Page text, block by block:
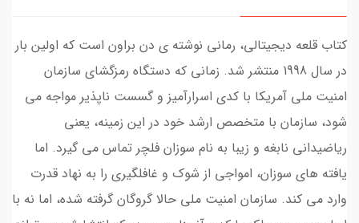
کتاب قلعه دیجیتالی، رمانی نوشته ی دن براون است که اولین بار
در سال 1998 منتشر شد. زمانی که دستگاه رمزگشای سازمان
امنیت ملی آمریکا با کدی اسرارآمیز و گسست ناپذیر مواجه می
شود، سازمان با متخصص ارشد خود در این زمینه، یعنی
ریاضیدانی نابغه و زیبا به نام سوزان فلچر تماس می گیرد. اما
یافته های سوزان، امواجی از شوک و غافلگیری را به نهاد قدرت
وارد می کند. سازمان امنیت ملی حالا گروگان گرفته شده، اما نه با